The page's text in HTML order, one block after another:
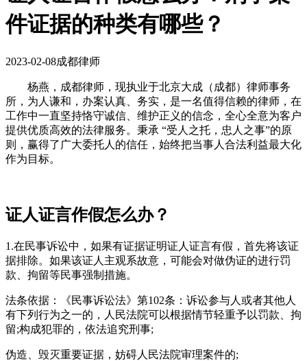
件证据的种类有哪些？
2023-02-08成都律师
杨燕，成都律师，现执业于北京大成（成都）律师事务
所，为人谦和，办案认真、务实，是一名值得信赖的律师，在
工作中一直坚持恪守诚信、维护正义的信念，全心全意为客户
提供优质高效的法律服务。秉承 “受人之托，忠人之事”的原
则，赢得了广大委托人的信任，始终把当事人合法利益最大化
作为目标。
证人证言作假怎么办？
1.在民事诉讼中，如果有证据证明证人证言有假，首先将该证
据排除。如果该证人主观系故意，可能会对做伪证的进行罚
款、拘留等民事强制措施。
法条依据：《民事诉讼法》第102条：诉讼参与人或者其他人
有下列行为之一的，人民法院可以根据情节轻重予以罚款、拘
留;构成犯罪的，依法追究刑事;
伪造、毁灭重要证据，妨碍人民法院审理案件的;